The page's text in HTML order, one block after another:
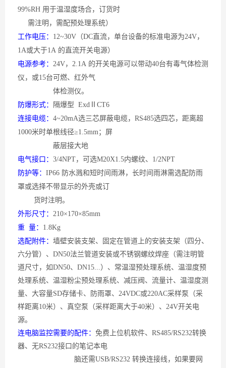
99%RH 用于温湿度场合，订货时
需注明，需配预处理系统）
工作电压： 12~30V（DC直流，单台设备的标准电源为24V，
1A或大于1A 的直流开关电源）
电源参考： 24V，2.1A 的开关电源可以带动40台有毒气体检测
仪，或15台可燃、红外气
体检测仪。
防爆形式：
隔爆型 ExdⅡCT6
连接电缆： 4~20mA选三芯屏蔽电缆，RS485选四芯，距离超
1000米时单根线径≥1.5mm；屏
蔽层接大地
电气接口： 3/4NPT，可选M20X1.5内螺纹、1/2NPT
防护等： IP66 防水溅和短时间雨淋，长时间雨淋需选配防雨
罩或选择不带显示的外壳或订
货时注明。
外形尺寸： 210×170×85mm
重 量： 1.8Kg
选配附件： 墙壁安装支架、固定在管道上的安装支架（四分、
六分管）、 DN50法兰管道安装或不锈钢螺纹焊座（需注明管
道尺寸，如DN50、DN15...）、常温湿预处理系统、温湿度预
处理系统、温湿粉尘预处理系统、减压阀、流量计、温湿度测
量、大容量SD存储卡、防雨罩、24VDC或220AC采样泵（采
样距离10米）、真空泵（采样距离大于40米）、24V开关电
源。
连电脑监控需要的配件： 免费上位机软件、 RS485/RS232转换
器、无RS232接口的笔记本电
脑还需USB/RS232 转换连接线，如果要网